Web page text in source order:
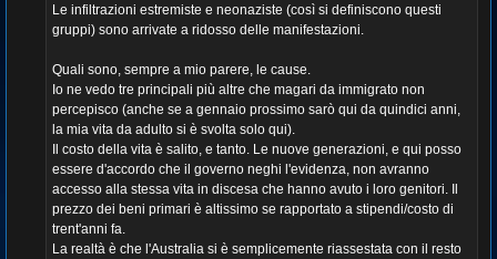
Le infiltrazioni estremiste e neonaziste (così si definiscono questi
gruppi) sono arrivate a ridosso delle manifestazioni.
Quali sono, sempre a mio parere, le cause.
Io ne vedo tre principali più altre che magari da immigrato non
percepisco (anche se a gennaio prossimo sarò qui da quindici anni,
la mia vita da adulto si è svolta solo qui).
Il costo della vita è salito, e tanto. Le nuove generazioni, e qui posso
essere d'accordo che il governo neghi l'evidenza, non avranno
accesso alla stessa vita in discesa che hanno avuto i loro genitori. Il
prezzo dei beni primari è altissimo se rapportato a stipendi/costo di
trent'anni fa.
La realtà è che l'Australia si è semplicemente riassestata con il resto